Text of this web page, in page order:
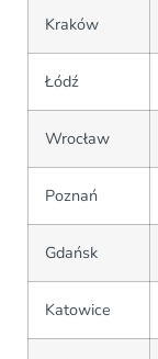
Kraków
Łódź
Wrocław
Poznań
Gdańsk
Katowice